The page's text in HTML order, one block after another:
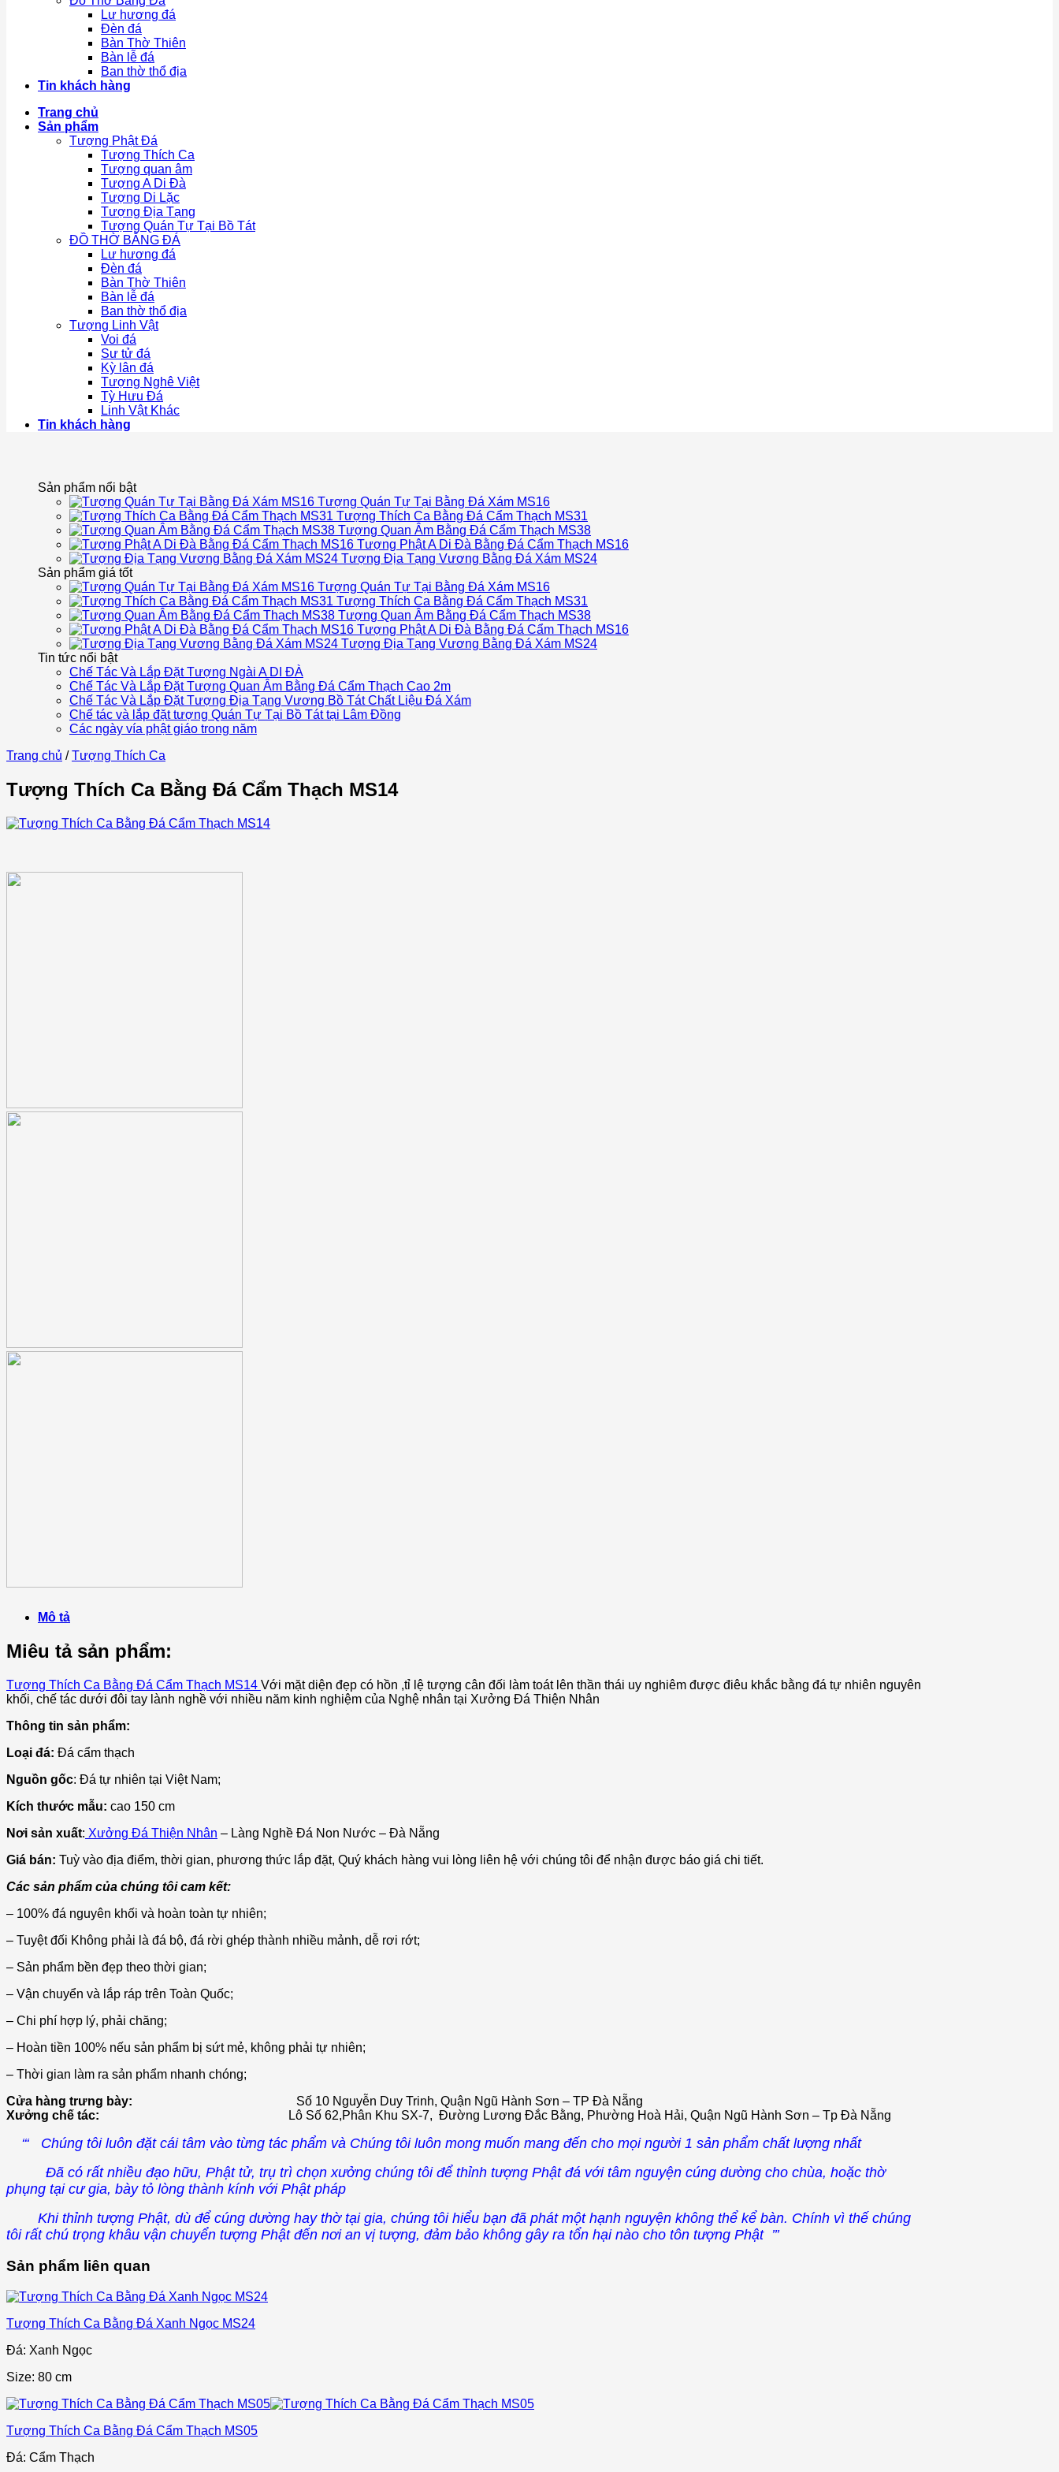
Lư hương đá
Đèn đá
Bàn Thờ Thiên
Bàn lễ đá
Ban thờ thổ địa
Tin khách hàng
Trang chủ
Sản phẩm
Tượng Phật Đá
Tượng Thích Ca
Tượng quan âm
Tượng A Di Đà
Tượng Di Lặc
Tượng Địa Tạng
Tượng Quán Tự Tại Bồ Tát
ĐỒ THỜ BẰNG ĐÁ
Lư hương đá
Đèn đá
Bàn Thờ Thiên
Bàn lễ đá
Ban thờ thổ địa
Tượng Linh Vật
Voi đá
Sư tử đá
Kỳ lân đá
Tượng Nghê Việt
Tỳ Hưu Đá
Linh Vật Khác
Tin khách hàng
Sản phẩm nổi bật
Tượng Quán Tự Tại Bằng Đá Xám MS16
Tượng Thích Ca Bằng Đá Cẩm Thạch MS31
Tượng Quan Âm Bằng Đá Cẩm Thạch MS38
Tượng Phật A Di Đà Bằng Đá Cẩm Thạch MS16
Tượng Địa Tạng Vương Bằng Đá Xám MS24
Sản phẩm giá tốt
Tượng Quán Tự Tại Bằng Đá Xám MS16
Tượng Thích Ca Bằng Đá Cẩm Thạch MS31
Tượng Quan Âm Bằng Đá Cẩm Thạch MS38
Tượng Phật A Di Đà Bằng Đá Cẩm Thạch MS16
Tượng Địa Tạng Vương Bằng Đá Xám MS24
Tin tức nổi bật
Chế Tác Và Lắp Đặt Tượng Ngài A DI ĐÀ
Chế Tác Và Lắp Đặt Tượng Quan Âm Bằng Đá Cẩm Thạch Cao 2m
Chế Tác Và Lắp Đặt Tượng Địa Tạng Vương Bồ Tát Chất Liệu Đá Xám
Chế tác và lắp đặt tượng Quán Tự Tại Bồ Tát tại Lâm Đồng
Các ngày vía phật giáo trong năm
Trang chủ / Tượng Thích Ca
Tượng Thích Ca Bằng Đá Cẩm Thạch MS14
Mô tả
Miêu tả sản phẩm:
Tượng Thích Ca Bằng Đá Cẩm Thạch MS14 Với mặt diện đẹp có hồn ,tỉ lệ tượng cân đối làm toát lên thần thái uy nghiêm được điêu khắc bằng đá tự nhiên nguyên
khối, chế tác dưới đôi tay lành nghề với nhiều năm kinh nghiệm của Nghệ nhân tại Xưởng Đá Thiện Nhân
Thông tin sản phẩm:
Loại đá: Đá cẩm thạch
Nguồn gốc: Đá tự nhiên tại Việt Nam;
Kích thước mẫu: cao 150 cm
Nơi sản xuất: Xưởng Đá Thiện Nhân – Làng Nghề Đá Non Nước – Đà Nẵng
Giá bán: Tuỳ vào địa điểm, thời gian, phương thức lắp đặt, Quý khách hàng vui lòng liên hệ với chúng tôi để nhận được báo giá chi tiết.
Các sản phẩm của chúng tôi cam kết:
– 100% đá nguyên khối và hoàn toàn tự nhiên;
– Tuyệt đối Không phải là đá bộ, đá rời ghép thành nhiều mảnh, dễ rơi rớt;
– Sản phẩm bền đẹp theo thời gian;
– Vận chuyển và lắp ráp trên Toàn Quốc;
– Chi phí hợp lý, phải chăng;
– Hoàn tiền 100% nếu sản phẩm bị sứt mẻ, không phải tự nhiên;
– Thời gian làm ra sản phẩm nhanh chóng;
Cửa hàng trưng bày:
Số 10 Nguyễn Duy Trinh, Quận Ngũ Hành Sơn – TP Đà Nẵng
Xưởng chế tác:
Lô Số 62,Phân Khu SX-7, Đường Lương Đắc Bằng, Phường Hoà Hải, Quận Ngũ Hành Sơn – Tp Đà Nẵng
‘‘‘ Chúng tôi luôn đặt cái tâm vào từng tác phẩm và Chúng tôi luôn mong muốn mang đến cho mọi người 1 sản phẩm chất lượng nhất
Đã có rất nhiều đạo hữu, Phật tử, trụ trì chọn xưởng chúng tôi để thỉnh tượng Phật đá với tâm nguyện cúng dường cho chùa, hoặc thờ
phụng tại cư gia, bày tỏ lòng thành kính với Phật pháp
Khi thỉnh tượng Phật, dù để cúng dường hay thờ tại gia, chúng tôi hiểu bạn đã phát một hạnh nguyện không thể kể bàn. Chính vì thế chúng
tôi rất chú trọng khâu vận chuyển tượng Phật đến nơi an vị tượng, đảm bảo không gây ra tổn hại nào cho tôn tượng Phật ’’’
Sản phẩm liên quan
Tượng Thích Ca Bằng Đá Xanh Ngọc MS24
Đá: Xanh Ngọc
Size: 80 cm
Tượng Thích Ca Bằng Đá Cẩm Thạch MS05
Đá: Cẩm Thạch